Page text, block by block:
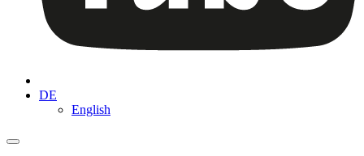
DE
English